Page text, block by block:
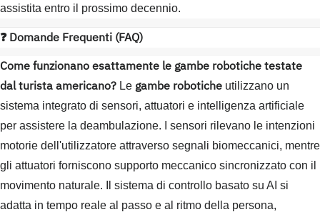
assistita entro il prossimo decennio.
❓ Domande Frequenti (FAQ)
Come funzionano esattamente le gambe robotiche testate
dal turista americano? Le gambe robotiche utilizzano un
sistema integrato di sensori, attuatori e intelligenza artificiale
per assistere la deambulazione. I sensori rilevano le intenzioni
motorie dell'utilizzatore attraverso segnali biomeccanici, mentre
gli attuatori forniscono supporto meccanico sincronizzato con il
movimento naturale. Il sistema di controllo basato su AI si
adatta in tempo reale al passo e al ritmo della persona,